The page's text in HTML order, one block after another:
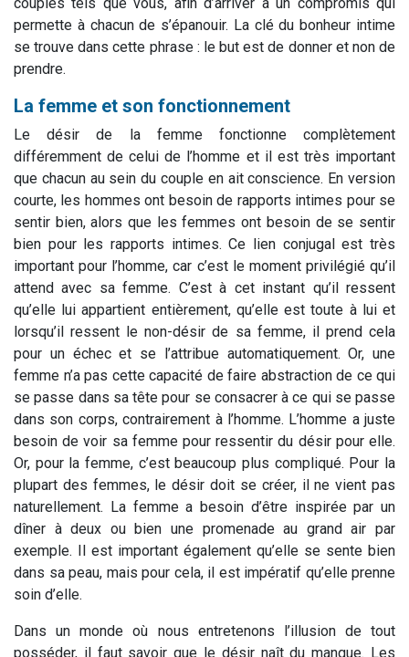
couples tels que vous, afin d’arriver à un compromis qui
permette à chacun de s’épanouir. La clé du bonheur intime
se trouve dans cette phrase : le but est de donner et non de
prendre.
La femme et son fonctionnement
Le désir de la femme fonctionne complètement
différemment de celui de l’homme et il est très important
que chacun au sein du couple en ait conscience. En version
courte, les hommes ont besoin de rapports intimes pour se
sentir bien, alors que les femmes ont besoin de se sentir
bien pour les rapports intimes. Ce lien conjugal est très
important pour l’homme, car c’est le moment privilégié qu’il
attend avec sa femme. C’est à cet instant qu’il ressent
qu’elle lui appartient entièrement, qu’elle est toute à lui et
lorsqu’il ressent le non-désir de sa femme, il prend cela
pour un échec et se l’attribue automatiquement. Or, une
femme n’a pas cette capacité de faire abstraction de ce qui
se passe dans sa tête pour se consacrer à ce qui se passe
dans son corps, contrairement à l’homme. L’homme a juste
besoin de voir sa femme pour ressentir du désir pour elle.
Or, pour la femme, c’est beaucoup plus compliqué. Pour la
plupart des femmes, le désir doit se créer, il ne vient pas
naturellement. La femme a besoin d’être inspirée par un
dîner à deux ou bien une promenade au grand air par
exemple. Il est important également qu’elle se sente bien
dans sa peau, mais pour cela, il est impératif qu’elle prenne
soin d’elle.
Dans un monde où nous entretenons l’illusion de tout
posséder, il faut savoir que le désir naît du manque. Les